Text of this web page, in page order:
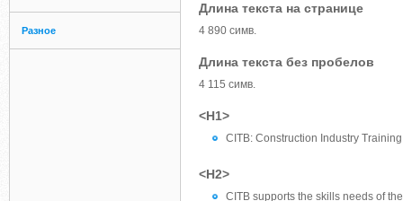
Разное
Длина текста на странице
4 890 симв.
Длина текста без пробелов
4 115 симв.
<H1>
CITB: Construction Industry
<H2>
CITB supports the skills needs of